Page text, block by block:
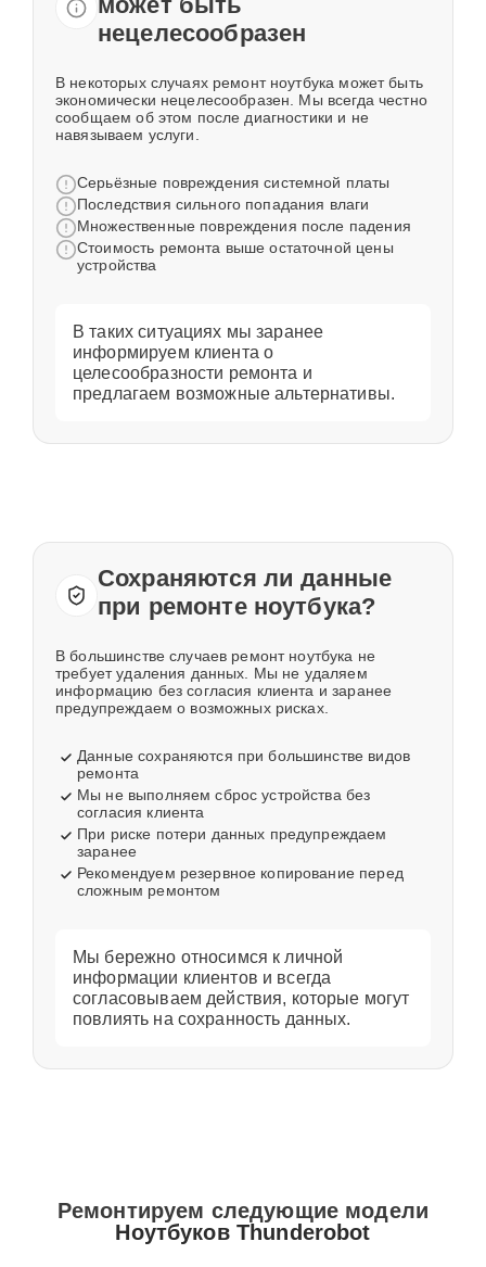
нецелесообразен
В некоторых случаях ремонт ноутбука может быть
экономически нецелесообразен. Мы всегда честно
сообщаем об этом после диагностики и не
навязываем услуги.
Серьёзные повреждения системной платы
Последствия сильного попадания влаги
Множественные повреждения после падения
Стоимость ремонта выше остаточной цены
устройства
В таких ситуациях мы заранее
информируем клиента о
целесообразности ремонта и
предлагаем возможные альтернативы.
Сохраняются ли данные
при ремонте ноутбука?
В большинстве случаев ремонт ноутбука не
требует удаления данных. Мы не удаляем
информацию без согласия клиента и заранее
предупреждаем о возможных рисках.
Данные сохраняются при большинстве видов
ремонта
Мы не выполняем сброс устройства без
согласия клиента
При риске потери данных предупреждаем
заранее
Рекомендуем резервное копирование перед
сложным ремонтом
Мы бережно относимся к личной
информации клиентов и всегда
согласовываем действия, которые могут
повлиять на сохранность данных.
Ремонтируем следующие модели
Ноутбуков Thunderobot